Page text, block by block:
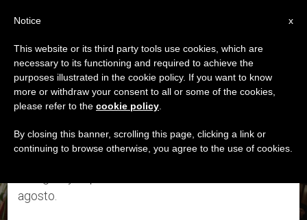
ETIQUETA
Posts Tagged ‘Mons.
Toma Adly Zaki’
ÚLTIMAS NOTICIAS
×
Aviso importante
Del 27 de julio al 7 de agosto haremos la pausa
anual, aprovechando que en el periodo de verano
se generan menos informaciones y también el
agosto.
x
Notice
This website or its third party tools use cookies, which are
necessary to its functioning and required to achieve the
purposes illustrated in the cookie policy. If you want to know
more or withdraw your consent to all or some of the cookies,
please refer to the cookie policy
By closing this banner, scrolling this page, clicking a link or
continuing to browse otherwise, you agree to the use of cookies.